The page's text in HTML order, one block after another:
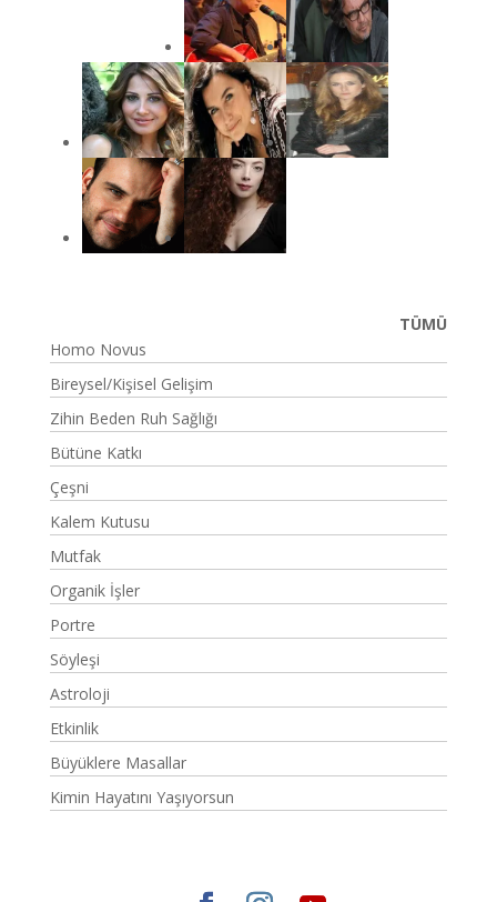
TÜMÜ
Homo Novus
Bireysel/Kişisel Gelişim
Zihin Beden Ruh Sağlığı
Bütüne Katkı
Çeşni
Kalem Kutusu
Mutfak
Organik İşler
Portre
Söyleşi
Astroloji
Etkinlik
Büyüklere Masallar
Kimin Hayatını Yaşıyorsun